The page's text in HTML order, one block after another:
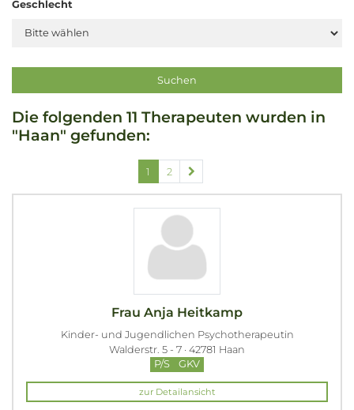
Geschlecht
Die folgenden 11 Therapeuten wurden in
"Haan" gefunden:
1 2
Frau Anja Heitkamp
Kinder- und Jugendlichen Psychotherapeutin
Walderstr. 5 - 7 · 42781 Haan
P/S
GKV
zur Detailansicht